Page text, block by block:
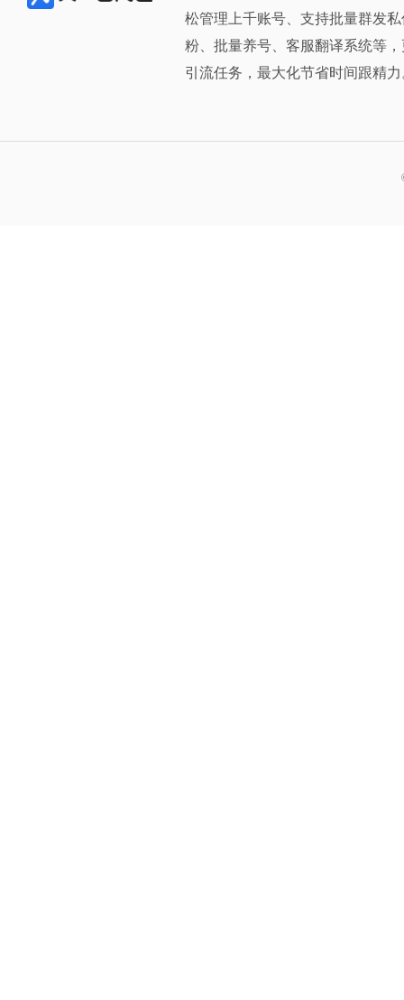
松管理上千账号、支持批量群发
粉、批量养号、客服翻译系统等
引流任务，最大化节省时间跟精力